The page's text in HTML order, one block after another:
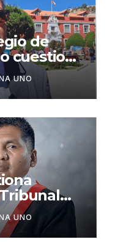
de
cuestiona
UNO
liberación
UNO